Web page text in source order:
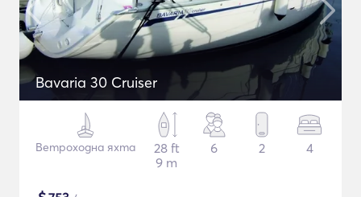
Bavaria 30 Cruiser
Ветроходна яхта
28 ft
9 m
6 2 4